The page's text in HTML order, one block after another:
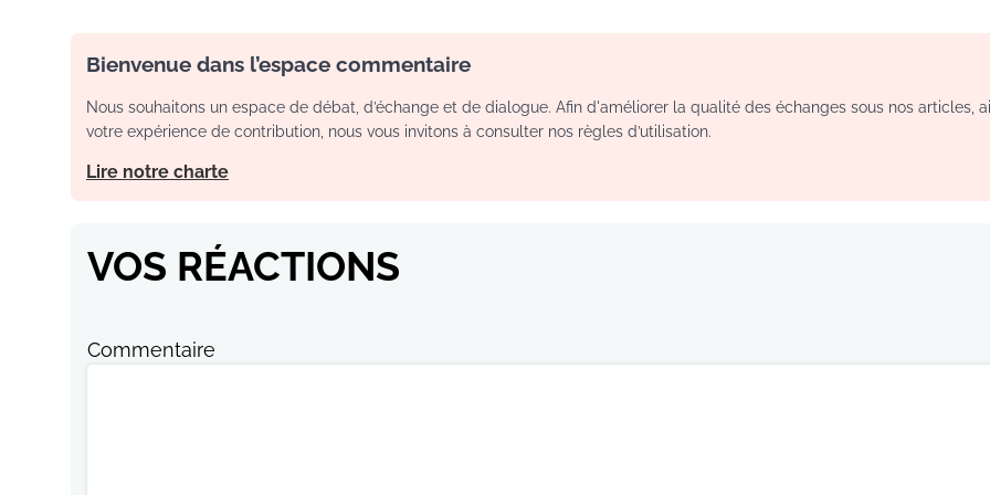
Bienvenue dans l’espace commentaire
Nous souhaitons un espace de débat, d’échange et de dialogue. Afin d'améliorer la qualité des échanges sous nos articles,
votre expérience de contribution, nous vous invitons à consulter nos règles d’utilisation.
Lire notre charte
VOS RÉACTIONS
Commentaire